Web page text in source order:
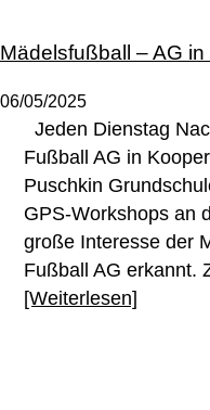
Mädelsfußball – AG
06/05/2025
Jeden Dienstag
Fußball AG in
Puschkin
GPS-Workshops an
große Interesse der
Fußball AG erkannt.
[Weiterlesen]